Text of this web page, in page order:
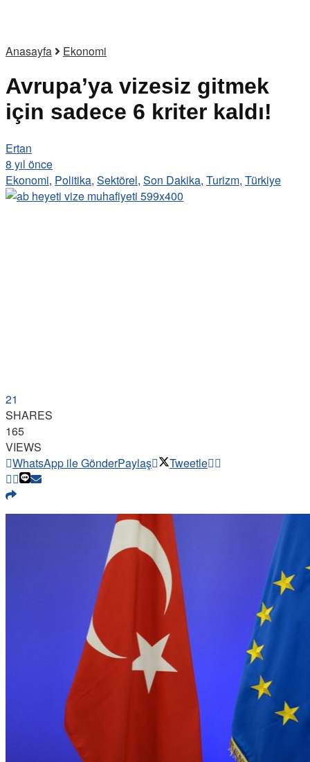
Anasayfa Ekonomi
Avrupa’ya vizesiz gitmek
için sadece 6 kriter kaldı!
Ertan
8 yıl önce
Ekonomi, Politika, Sektörel, Son Dakika, Turizm, Türkiye
21
SHARES
165
VIEWS
WhatsApp ile GönderPaylaş Tweetle